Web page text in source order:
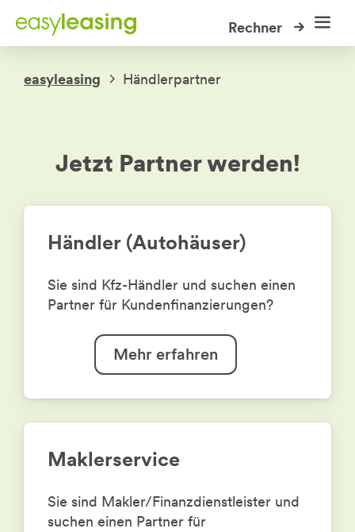
Weiter
Weiter
Rechner
Green-Financing
KFZ Leasing
Häufige Fragen
Download Center
Beschwerdemanagement
Partner
Partner werden
easylease
HBF Online Tool
Prämienshop
Kontakt
easyleasing Händlerpartner
Jetzt Partner werden!
Händler (Autohäuser)
Sie sind Kfz-Händler und suchen einen
Partner für Kundenfinanzierungen?
Mehr erfahren
Maklerservice
Sie sind Makler/Finanzdienstleister und
suchen einen Partner für